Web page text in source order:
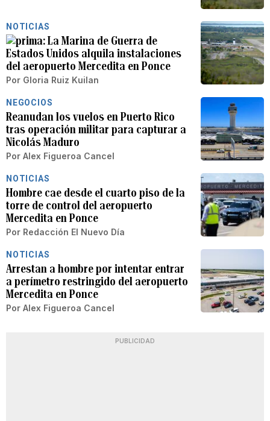
NOTICIAS
La Marina de Guerra de
Estados Unidos alquila instalaciones
del aeropuerto Mercedita en Ponce
Por Gloria Ruiz Kuilan
NEGOCIOS
Reanudan los vuelos en Puerto Rico
tras operación militar para capturar a
Nicolás Maduro
Por Alex Figueroa Cancel
NOTICIAS
Hombre cae desde el cuarto piso de la
torre de control del aeropuerto
Mercedita en Ponce
Por Redacción El Nuevo Día
NOTICIAS
Arrestan a hombre por intentar entrar
a perímetro restringido del aeropuerto
Mercedita en Ponce
Por Alex Figueroa Cancel
PUBLICIDAD